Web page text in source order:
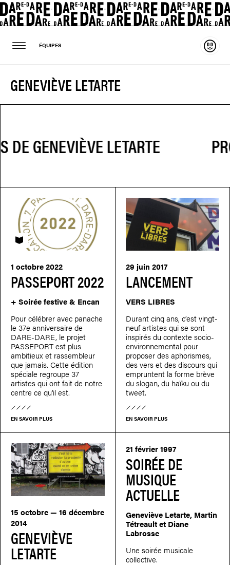
ÉQUIPES
GENEVIÈVE LETARTE
PASSEPORT 2022
1 octobre 2022
PASSEPORT
+ Soirée festive & Encan
Pour célébrer avec panache
le 37e anniversaire de
DARE-DARE, le projet
PASSEPORT est plus
ambitieux et rassembleur
que jamais. Cette édition
spéciale regroupe 37
artistes qui ont fait de notre
centre ce qu'il est.
EN SAVOIR PLUS
LANCEMENT
29 juin 2017
VERS LIBRES
Durant cinq ans, c’est vingt-
neuf artistes qui se sont
inspirés du contexte socio-
environnemental pour
proposer des aphorismes,
des vers et des discours qui
empruntent la forme brève
du slogan, du haïku ou du
tweet.
EN SAVOIR PLUS
GENEVIÈVE
LETARTE
15 octobre — 16 décembre
2014
SOIRÉE DE
MUSIQUE
ACTUELLE
21 février 1997
Geneviève Letarte, Martin
Tétreault et Diane
Labrosse
Une soirée musicale
collective.